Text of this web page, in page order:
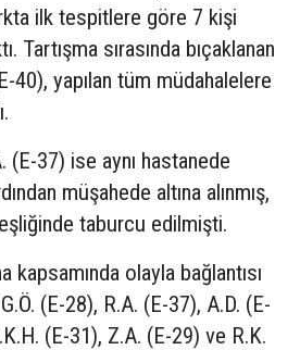
ilk tespitlere göre 7 kişi
Tartışma sırasında bıçaklanan
40), yapılan tüm müdahalelere
(E-37) ise aynı hastanede
müşahede altına alınmış,
taburcu edilmişti.
olayla bağlantısı
(E-28), R.A. (E-37), A.D. (E-
(E-31), Z.A. (E-29) ve R.K.